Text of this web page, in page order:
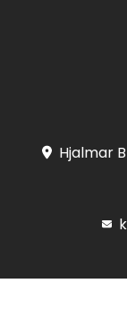
Hjalmar